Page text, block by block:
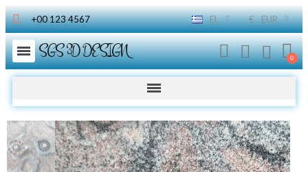
+00 123 4567 EL € EUR
SGS 3D DESIGN